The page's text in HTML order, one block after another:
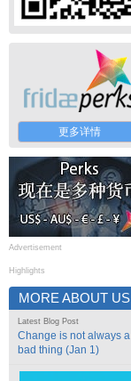
更多详情
Advertisement
Highlights
MORE ABOUT US
Latest Blog Post
Change is not always a
bad thing (Jan 1)